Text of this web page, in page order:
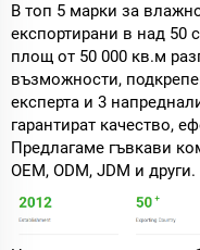
В топ 5 марки за
експортирани в над 50
площ от 50 000 кв.м
възможности,
експерта и 3
гарантират качество,
Предлагаме гъвкави
OEM, ODM, JDM и други.